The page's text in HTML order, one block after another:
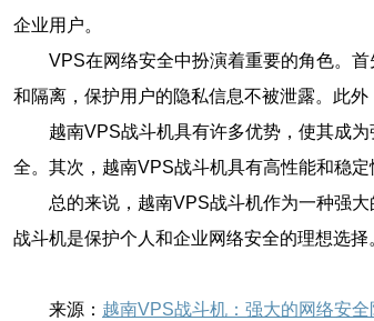
企业用户。
VPS在网络安全中扮演着重要的角色。
和隔离，保护用户的隐私信息不被泄露。此
越南VPS战斗机具有许多优势，使其成
全。其次，越南VPS战斗机具有高性能和稳
总的来说，越南VPS战斗机作为一种强
战斗机是保护个人和企业网络安全的理想选择
来源： 越南VPS战斗机：强大的网络安